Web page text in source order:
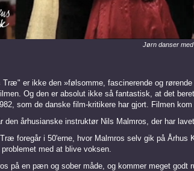
Jørn danser med
Træ" er ikke den »følsomme, fascinerende og
Og den er absolut ikke så fantastisk, at det
som de danske film-kritikere har gjort. Filmen kom
den århusianske instruktør Nils Malmros, der har
foregår i 50'erne, hvor Malmros selv gik på Århus
med at blive voksen.
på en pæn og sober måde, og kommer meget